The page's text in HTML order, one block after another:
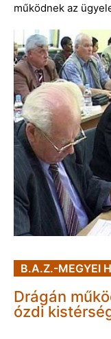
működnek az
B.A.Z.-MEGYEI
Drágán
ózdi